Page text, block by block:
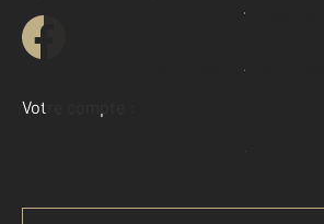
Contacter l'agence
Demander une
Votre compte :
Accéder à mon compte